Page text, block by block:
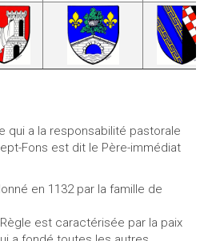
qui a la responsabilité pastorale
Fons est dit le Père-immédiat
en 1132 par la famille de
est caractérisée par la paix